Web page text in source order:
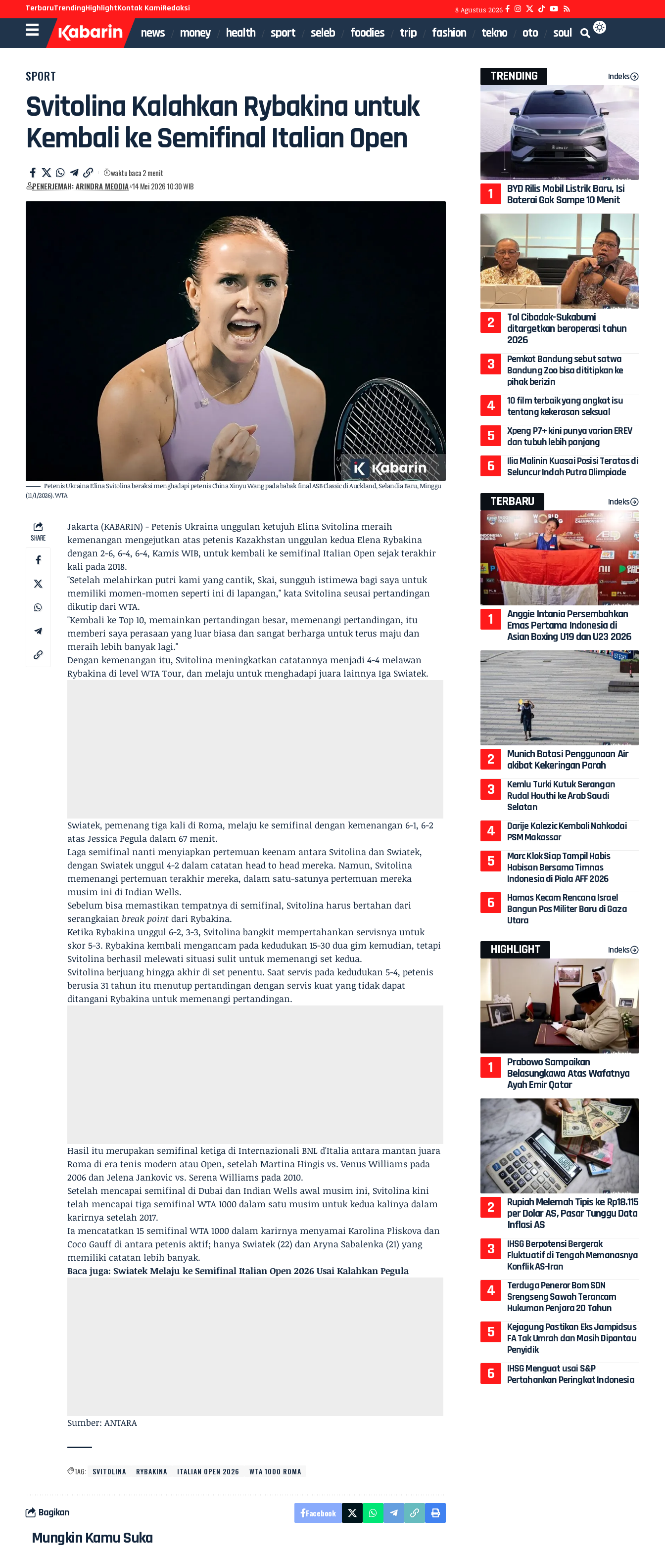
TerbaruTrendingHighlightKontak KamiRedaksi 8 Agustus 2026
news money health sport seleb foodies trip fashion tekno oto soul
SPORT
Svitolina Kalahkan Rybakina untuk
Kembali ke Semifinal Italian Open
PENERJEMAH: ARINDRA MEODIA 14 Mei 2026 10:30 WIB
waktu baca 2 menit
Petenis Ukraina Elina Svitolina beraksi menghadapi petenis China Xinyu Wang pada babak final ASB Classic di Auckland, Selandia Baru, Minggu
(11/1/2026). WTA
SHARE
Jakarta (KABARIN) - Petenis Ukraina unggulan ketujuh Elina Svitolina meraih
kemenangan mengejutkan atas petenis Kazakhstan unggulan kedua Elena Rybakina
dengan 2-6, 6-4, 6-4, Kamis WIB, untuk kembali ke semifinal Italian Open sejak terakhir
kali pada 2018.
"Setelah melahirkan putri kami yang cantik, Skai, sungguh istimewa bagi saya untuk
memiliki momen-momen seperti ini di lapangan," kata Svitolina seusai pertandingan
dikutip dari WTA.
"Kembali ke Top 10, memainkan pertandingan besar, memenangi pertandingan, itu
memberi saya perasaan yang luar biasa dan sangat berharga untuk terus maju dan
meraih lebih banyak lagi."
Dengan kemenangan itu, Svitolina meningkatkan catatannya menjadi 4-4 melawan
Rybakina di level WTA Tour, dan melaju untuk menghadapi juara lainnya Iga Swiatek.
Swiatek, pemenang tiga kali di Roma, melaju ke semifinal dengan kemenangan 6-1, 6-2
atas Jessica Pegula dalam 67 menit.
Laga semifinal nanti menyiapkan pertemuan keenam antara Svitolina dan Swiatek,
dengan Swiatek unggul 4-2 dalam catatan head to head mereka. Namun, Svitolina
memenangi pertemuan terakhir mereka, dalam satu-satunya pertemuan mereka
musim ini di Indian Wells.
Sebelum bisa memastikan tempatnya di semifinal, Svitolina harus bertahan dari
serangkaian break pointdari Rybakina.
Ketika Rybakina unggul 6-2, 3-3, Svitolina bangkit mempertahankan servisnya untuk
skor 5-3. Rybakina kembali mengancam pada kedudukan 15-30 dua gim kemudian, tetapi
Svitolina berhasil melewati situasi sulit untuk memenangi set kedua.
Svitolina berjuang hingga akhir di set penentu. Saat servis pada kedudukan 5-4, petenis
berusia 31 tahun itu menutup pertandingan dengan servis kuat yang tidak dapat
ditangani Rybakina untuk memenangi pertandingan.
Hasil itu merupakan semifinal ketiga di Internazionali BNL d'Italia antara mantan juara
Roma di era tenis modern atau Open, setelah Martina Hingis vs. Venus Williams pada
2006 dan Jelena Jankovic vs. Serena Williams pada 2010.
Setelah mencapai semifinal di Dubai dan Indian Wells awal musim ini, Svitolina kini
telah mencapai tiga semifinal WTA 1000 dalam satu musim untuk kedua kalinya dalam
karirnya setelah 2017.
Ia mencatatkan 15 semifinal WTA 1000 dalam karirnya menyamai Karolina Pliskova dan
Coco Gauff di antara petenis aktif; hanya Swiatek (22) dan Aryna Sabalenka (21) yang
memiliki catatan lebih banyak.
Baca juga:Swiatek Melaju ke Semifinal Italian Open 2026 Usai Kalahkan Pegula
Sumber: ANTARA
TAG: SVITOLINA RYBAKINA ITALIAN OPEN 2026 WTA 1000 ROMA
Bagikan Facebook
Mungkin Kamu Suka
TRENDING Indeks
BYD Rilis Mobil Listrik Baru, Isi
Baterai Gak Sampe 10 Menit
Tol Cibadak-Sukabumi
ditargetkan beroperasi tahun
2026
Pemkot Bandung sebut satwa
Bandung Zoo bisa dititipkan ke
pihak berizin
10 film terbaik yang angkat isu
tentang kekerasan seksual
Xpeng P7+ kini punya varian EREV
dan tubuh lebih panjang
Ilia Malinin Kuasai Posisi Teratas di
Seluncur Indah Putra Olimpiade
TERBARU Indeks
Anggie Intania Persembahkan
Emas Pertama Indonesia di
Asian Boxing U19 dan U23 2026
Munich Batasi Penggunaan Air
akibat Kekeringan Parah
Kemlu Turki Kutuk Serangan
Rudal Houthi ke Arab Saudi
Selatan
Darije Kalezic Kembali Nahkodai
PSM Makassar
Marc Klok Siap Tampil Habis
Habisan Bersama Timnas
Indonesia di Piala AFF 2026
Hamas Kecam Rencana Israel
Bangun Pos Militer Baru di Gaza
Utara
HIGHLIGHT Indeks
Prabowo Sampaikan
Belasungkawa Atas Wafatnya
Ayah Emir Qatar
Rupiah Melemah Tipis ke Rp18.115
per Dolar AS, Pasar Tunggu Data
Inflasi AS
IHSG Berpotensi Bergerak
Fluktuatif di Tengah Memanasnya
Konflik AS-Iran
Terduga Peneror Bom SDN
Srengseng Sawah Terancam
Hukuman Penjara 20 Tahun
Kejagung Pastikan Eks Jampidsus
FA Tak Umrah dan Masih Dipantau
Penyidik
IHSG Menguat usai S&P
Pertahankan Peringkat Indonesia